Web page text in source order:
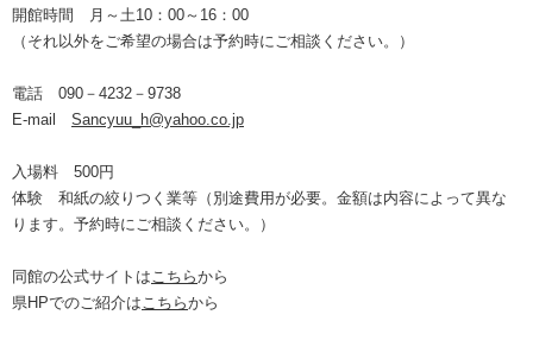
開館時間 月～土10：00～16：00
（それ以外をご希望の場合は予約時にご相談ください。）
電話 090－4232－9738
E-mail Sancyuu_h@yahoo.co.jp
入場料 500円
体験 和紙の絞りつく業等（別途費用が必要。金額は内容によって異な
ります。予約時にご相談ください。）
同館の公式サイトはこちらから
県HPでのご紹介はこちらから